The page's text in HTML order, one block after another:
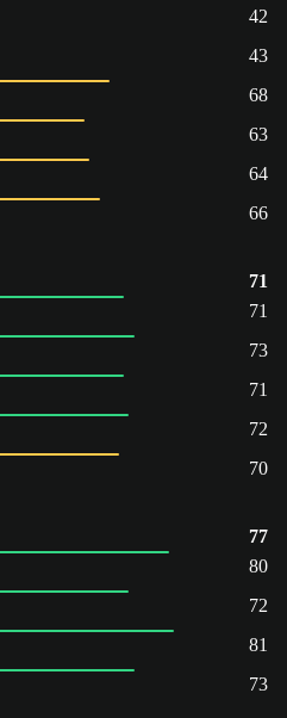
42
43
68
63
64
66
71
71
73
71
72
70
77
80
72
81
73